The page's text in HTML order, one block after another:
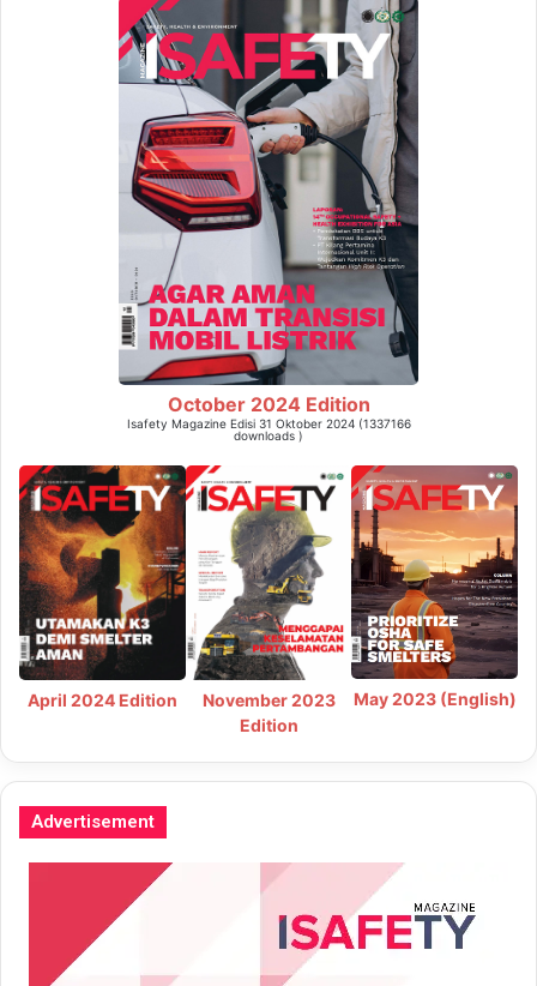
October 2024 Edition
Isafety Magazine Edisi 31 Oktober 2024 (1337166
downloads )
April 2024 Edition
November 2023
Edition
May 2023 (English)
Advertisement